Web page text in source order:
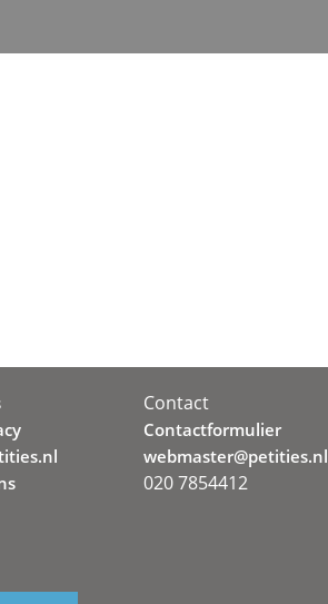
Contact
Contactformulier
webmaster@petities.nl
020 7854412